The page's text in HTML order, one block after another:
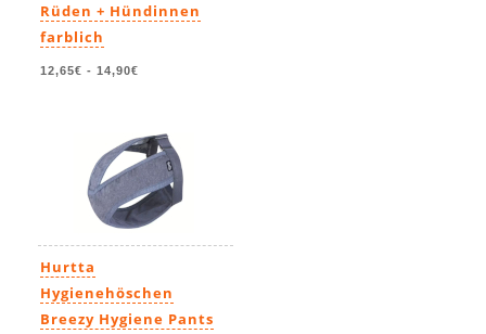
Rüden + Hündinnen
farblich
12,65€ - 14,90€
Hurtta
Hygienehöschen
Breezy Hygiene Pants